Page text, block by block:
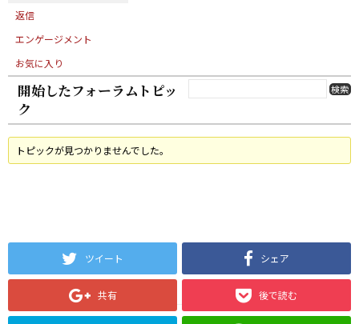
返信
エンゲージメント
お気に入り
開始したフォーラムトピッ
ク
トピックが見つかりませんでした。
ツイート シェア
共有 後で読む